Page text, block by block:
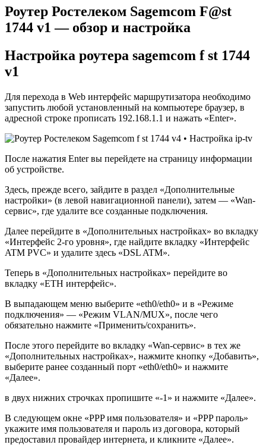
Роутер Ростелеком Sagemcom F@st
1744 v1 — обзор и настройка
Настройка роутера sagemcom f st 1744
v1
Для перехода в Web интерфейс маршрутизатора необходимо
запустить любой установленный на компьютере браузер, в
адресной строке прописать 192.168.1.1 и нажать «Enter».
После нажатия Enter вы перейдете на страницу информации
об устройстве.
Здесь, прежде всего, зайдите в раздел «Дополнительные
настройки» (в левой навигационной панели), затем — «Wan-
сервис», где удалите все созданные подключения.
Далее перейдите в «Дополнительных настройках» во вкладку
«Интерфейс 2-го уровня», где найдите вкладку «Интерфейс
ATM PVC» и удалите здесь «DSL ATM».
Теперь в «Дополнительных настройках» перейдите во
вкладку «ETH интерфейс».
В выпадающем меню выберите «eth0/eth0» и в «Режиме
подключения» — «Режим VLAN/MUX», после чего
обязательно нажмите «Применить/сохранить».
После этого перейдите во вкладку «Wan-сервис» в тех же
«Дополнительных настройках», нажмите кнопку «Добавить»,
выберите ранее созданный порт «eth0/eth0» и нажмите
«Далее».
в двух нижних строчках пропишите «-1» и нажмите «Далее».
В следующем окне «PPP имя пользователя» и «PPP пароль»
укажите имя пользователя и пароль из договора, который
предоставил провайдер интернета, и кликните «Далее».